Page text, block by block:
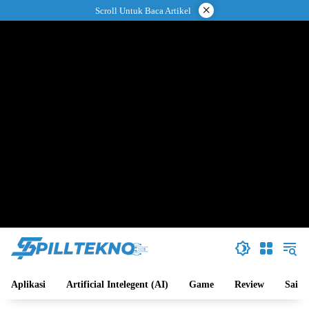
ke
Scroll Untuk Baca Artikel ×
Aplikasi Artificial Intelegent (AI) Game Review Sains